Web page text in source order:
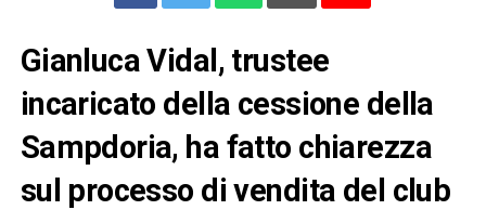
Gianluca Vidal, trustee
incaricato della cessione della
Sampdoria, ha fatto chiarezza
sul processo di vendita del club